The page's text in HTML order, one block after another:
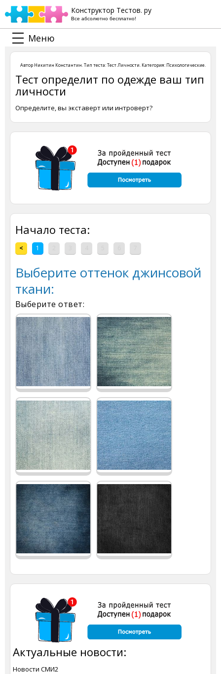
Конструктор Тестов. ру
Все абсолютно бесплатно!
Меню
Автор Никитин Константин. Тип теста:Тест Личности. Категория: Психологические.
Тест определит по одежде ваш тип
личности
Определите, вы экставерт или интроверт?
Начало теста:
< 1
Выберите оттенок джинсовой
ткани:
Выберите ответ:
Актуальные новости:
Новости СМИ2